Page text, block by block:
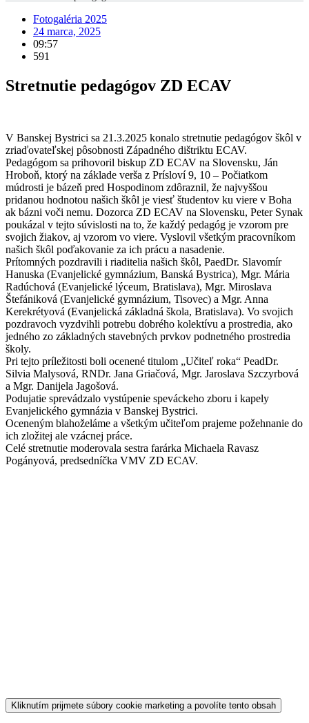
Fotogaléria 2025
24 marca, 2025
09:57
591
Stretnutie pedagógov ZD ECAV
V Banskej Bystrici sa 21.3.2025 konalo stretnutie pedagógov škôl v
zriaďovateľskej pôsobnosti Západného dištriktu ECAV.
Pedagógom sa prihovoril biskup ZD ECAV na Slovensku, Ján
Hroboň, ktorý na základe verša z Prísloví 9, 10 – Počiatkom
múdrosti je bázeň pred Hospodinom zdôraznil, že najvyššou
pridanou hodnotou našich škôl je viesť študentov ku viere v Boha
ak bázni voči nemu. Dozorca ZD ECAV na Slovensku, Peter Synak
poukázal v tejto súvislosti na to, že každý pedagóg je vzorom pre
svojich žiakov, aj vzorom vo viere. Vyslovil všetkým pracovníkom
našich škôl poďakovanie za ich prácu a nasadenie.
Prítomných pozdravili i riaditelia našich škôl, PaedDr. Slavomír
Hanuska (Evanjelické gymnázium, Banská Bystrica), Mgr. Mária
Radúchová (Evanjelické lýceum, Bratislava), Mgr. Miroslava
Štefániková (Evanjelické gymnázium, Tisovec) a Mgr. Anna
Kerekrétyová (Evanjelická základná škola, Bratislava). Vo svojich
pozdravoch vyzdvihli potrebu dobrého kolektívu a prostredia, ako
jedného zo základných stavebných prvkov podnetného prostredia
školy.
Pri tejto príležitosti boli ocenené titulom „Učiteľ roka“ PeadDr.
Silvia Malysová, RNDr. Jana Griačová, Mgr. Jaroslava Szczyrbová
a Mgr. Danijela Jagošová.
Podujatie sprevádzalo vystúpenie speváckeho zboru i kapely
Evanjelického gymnázia v Banskej Bystrici.
Oceneným blahoželáme a všetkým učiteľom prajeme požehnanie do
ich zložitej ale vzácnej práce.
Celé stretnutie moderovala sestra farárka Michaela Ravasz
Pogányová, predsedníčka VMV ZD ECAV.
Kliknutím prijmete súbory cookie marketing a povolíte tento obsah